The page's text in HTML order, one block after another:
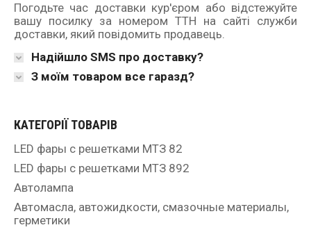
Погодьте час доставки кур'єром або відстежуйте
вашу посилку за номером ТТН на сайті служби
доставки, який повідомить продавець.
Надійшло SMS про доставку?
З моїм товаром все гаразд?
КАТЕГОРІЇ ТОВАРІВ
LED фары с решетками МТЗ 82
LED фары с решетками МТЗ 892
Автолампа
Автомасла, автожидкости, смазочные материалы,
герметики